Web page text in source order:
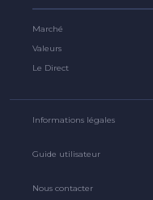
Marché
Valeurs
Le Direct
Informations légales
Guide utilisateur
Nous contacter